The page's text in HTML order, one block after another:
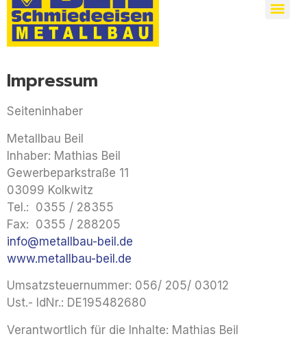
Impressum
Seiteninhaber
Metallbau Beil
Inhaber: Mathias Beil
Gewerbeparkstraße 11
03099 Kolkwitz
Tel.: 0355 / 28355
Fax: 0355 / 288205
info@metallbau-beil.de
www.metallbau-beil.de
Umsatzsteuernummer: 056/ 205/ 03012
Ust.- IdNr.: DE195482680
Verantwortlich für die Inhalte: Mathias Beil